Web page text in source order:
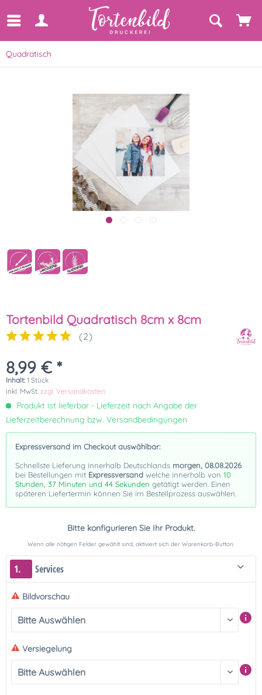
Quadratisch
Tortenbild Quadratisch 8cm x 8cm
(2)
8,99 € *
Inhalt: 1 Stück
inkl. MwSt. zzgl. Versandkosten
Produkt ist lieferbar - Lieferzeit nach Angabe der
Lieferzeitberechnung bzw. Versandbedingungen
Expressversand im Checkout auswählbar:
Schnellste Lieferung innerhalb Deutschlands morgen, 08.08.2026
bei Bestellungen mit Expressversand welche innerhalb von 10
Stunden, 37 Minuten und 43 Sekunden getätigt werden. Einen
späteren Liefertermin können Sie im Bestellprozess auswählen.
Bitte konfigurieren Sie Ihr Produkt.
Wenn alle nötigen Felder gewählt sind, aktiviert sich der Warenkorb-Button.
1. Services
Bildvorschau
Versiegelung